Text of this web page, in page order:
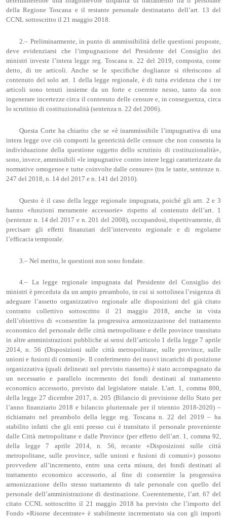
della Regione Toscana e il restante personale destinatario dell’art. 13 del
CCNL sottoscritto il 21 maggio 2018.
2.– Preliminarmente, in punto di ammissibilità delle questioni proposte,
deve evidenziarsi che l’impugnazione del Presidente del Consiglio dei
ministri investe l’intera legge reg. Toscana n. 22 del 2019, composta, come
detto, di tre articoli. Anche se le specifiche doglianze si riferiscono al
contenuto del solo art. 1 della legge regionale, è di tutta evidenza che i tre
articoli sono tenuti insieme da un forte e coerente nesso, tanto da non
ingenerare incertezze circa il contenuto delle censure e, in conseguenza, circa
lo scrutinio di costituzionalità (sentenza n. 22 del 2006).
Questa Corte ha chiarito che se «è inammissibile l’impugnativa di una
intera legge ove ciò comporti la genericità delle censure che non consenta la
individuazione della questione oggetto dello scrutinio di costituzionalità»,
sono, invece, ammissibili «le impugnative contro intere leggi caratterizzate da
normative omogenee e tutte coinvolte dalle censure» (tra le tante, sentenze n.
247 del 2018, n. 14 del 2017 e n. 141 del 2010).
Questo è il caso della legge regionale impugnata, poiché gli artt. 2 e 3
hanno «funzioni meramente accessorie» rispetto al contenuto dell’art. 1
(sentenze n. 14 del 2017 e n. 201 del 2008), occupandosi, rispettivamente, di
precisare gli effetti finanziari dell’intervento regionale e di regolarne
l’efficacia temporale.
3.– Nel merito, le questioni non sono fondate.
4.– La legge regionale impugnata dal Presidente del Consiglio dei
ministri è preceduta da un ampio preambolo, in cui si sottolinea l’esigenza di
adeguare l’assetto organizzativo regionale alle disposizioni del già citato
contratto collettivo sottoscritto il 21 maggio 2018, anche in vista
dell’obiettivo di «consentire la progressiva armonizzazione del trattamento
economico del personale delle città metropolitane e delle province transitato
in altre amministrazioni pubbliche ai sensi dell’articolo 1 della legge 7 aprile
2014, n. 56 (Disposizioni sulle città metropolitane, sulle province, sulle
unioni e fusioni di comuni)». Il conferimento dei nuovi incarichi di posizione
organizzativa (quali delineati nel previsto riassetto) è stato accompagnato da
un necessario e parallelo incremento dei fondi destinati al trattamento
economico accessorio, previsto dal legislatore statale. L’art. 1, comma 800,
della legge 27 dicembre 2017, n. 205 (Bilancio di previsione dello Stato per
l’anno finanziario 2018 e bilancio pluriennale per il triennio 2018-2020) –
richiamato nel preambolo della legge reg. Toscana n. 22 del 2019 – ha
stabilito infatti che gli enti presso cui è transitato il personale proveniente
dalle Città metropolitane e dalle Province (per effetto dell’art. 1, comma 92,
della legge 7 aprile 2014, n. 56, recante «Disposizioni sulle città
metropolitane, sulle province, sulle unioni e fusioni di comuni») possono
provvedere all’incremento, entro una certa misura, dei fondi destinati al
trattamento economico accessorio, al fine di consentire la progressiva
armonizzazione dello stesso trattamento di tale personale con quello del
personale dell’amministrazione di destinazione. Coerentemente, l’art. 67 del
citato CCNL sottoscritto il 21 maggio 2018 ha previsto che l’importo del
Fondo «Risorse decentrate» è stabilmente incrementato sia con gli importi